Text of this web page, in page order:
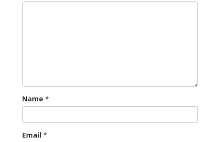
Name *
Email *